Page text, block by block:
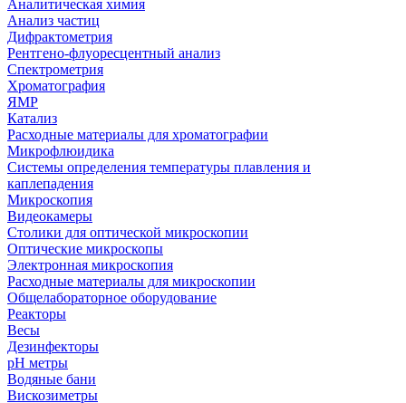
Аналитическая химия
Анализ частиц
Дифрактометрия
Рентгено-флуоресцентный анализ
Спектрометрия
Хроматография
ЯМР
Катализ
Расходные материалы для хроматографии
Микрофлюидика
Системы определения температуры плавления и
каплепадения
Микроскопия
Видеокамеры
Столики для оптической микроскопии
Оптические микроскопы
Электронная микроскопия
Расходные материалы для микроскопии
Общелабораторное оборудование
Реакторы
Весы
Дезинфекторы
рН метры
Водяные бани
Вискозиметры